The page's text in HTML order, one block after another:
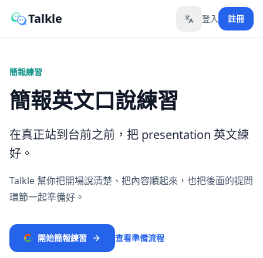
Talkle Toggle language
登入 註冊
簡報練習
簡報英文口說練習
在真正站到台前之前，把 presentation 英文練
好。
Talkle 幫你把開場說清楚、把內容順起來，也把後面的提問
環節一起準備好。
開始簡報練習 查看準備流程